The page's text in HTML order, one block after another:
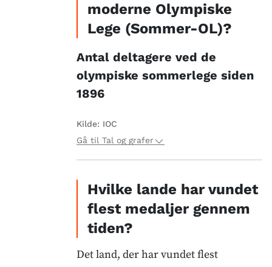
moderne Olympiske
Lege (Sommer-OL)?
Antal deltagere ved de
olympiske sommerlege siden
1896
Kilde: IOC
Gå til Tal og grafer
Hvilke lande har vundet
flest medaljer gennem
tiden?
Det land, der har vundet flest